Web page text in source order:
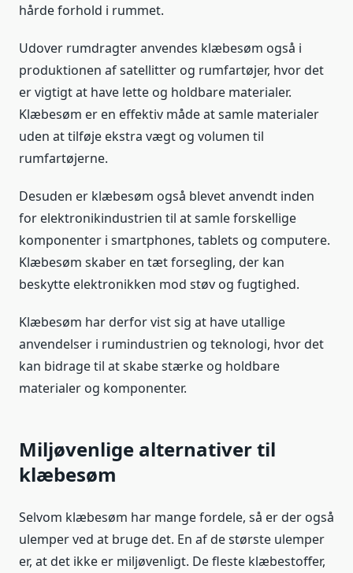
hårde forhold i rummet.
Udover rumdragter anvendes klæbesøm også i
produktionen af satellitter og rumfartøjer, hvor det
er vigtigt at have lette og holdbare materialer.
Klæbesøm er en effektiv måde at samle materialer
uden at tilføje ekstra vægt og volumen til
rumfartøjerne.
Desuden er klæbesøm også blevet anvendt inden
for elektronikindustrien til at samle forskellige
komponenter i smartphones, tablets og computere.
Klæbesøm skaber en tæt forsegling, der kan
beskytte elektronikken mod støv og fugtighed.
Klæbesøm har derfor vist sig at have utallige
anvendelser i rumindustrien og teknologi, hvor det
kan bidrage til at skabe stærke og holdbare
materialer og komponenter.
Miljøvenlige alternativer til
klæbesøm
Selvom klæbesøm har mange fordele, så er der også
ulemper ved at bruge det. En af de største ulemper
er, at det ikke er miljøvenligt. De fleste klæbestoffer,